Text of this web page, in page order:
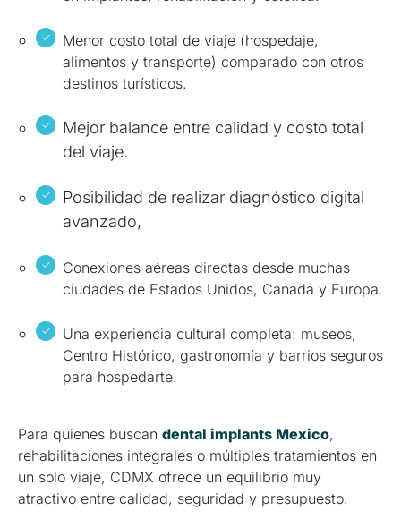
Menor costo total de viaje (hospedaje,
alimentos y transporte) comparado con otros
destinos turísticos.
Mejor balance entre calidad y costo total
del viaje.
Posibilidad de realizar diagnóstico digital
avanzado,
Conexiones aéreas directas desde muchas
ciudades de Estados Unidos, Canadá y Europa.
Una experiencia cultural completa: museos,
Centro Histórico, gastronomía y barrios seguros
para hospedarte.
Para quienes buscan dental implants Mexico,
rehabilitaciones integrales o múltiples tratamientos en
un solo viaje, CDMX ofrece un equilibrio muy
atractivo entre calidad, seguridad y presupuesto.